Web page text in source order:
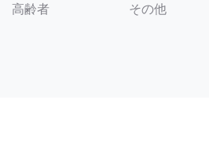
高齢者 その他